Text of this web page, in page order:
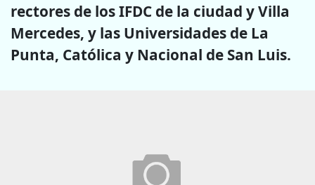
rectores de los IFDC de la ciudad y Villa
Mercedes, y las Universidades de La
Punta, Católica y Nacional de San Luis.